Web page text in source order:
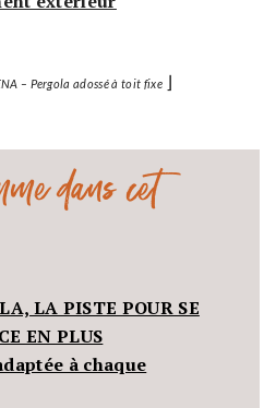
– Pergola adossé à toit fixe⌋
dans cet
LA PISTE POUR SE
EN PLUS
à chaque